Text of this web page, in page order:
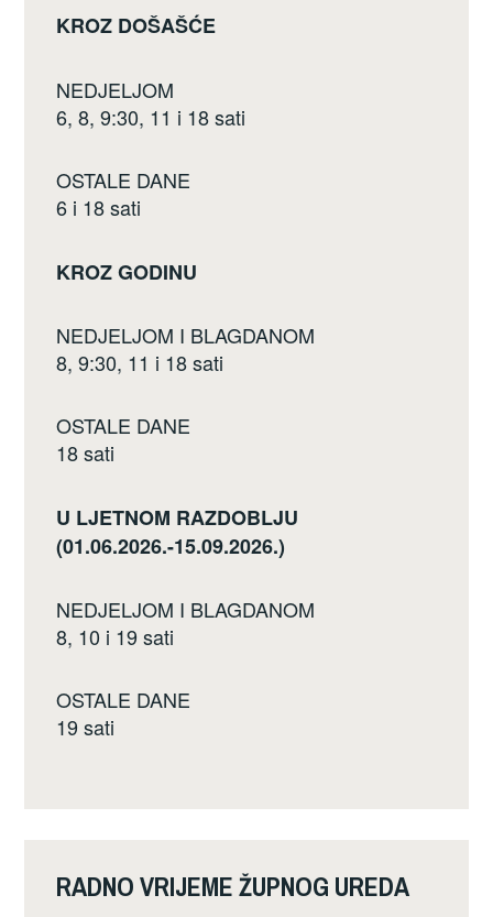
KROZ DOŠAŠĆE
NEDJELJOM
6, 8, 9:30, 11 i 18 sati
OSTALE DANE
6 i 18 sati
KROZ GODINU
NEDJELJOM I BLAGDANOM
8, 9:30, 11 i 18 sati
OSTALE DANE
18 sati
U LJETNOM RAZDOBLJU
(01.06.2026.-15.09.2026.)
NEDJELJOM I BLAGDANOM
8, 10 i 19 sati
OSTALE DANE
19 sati
RADNO VRIJEME ŽUPNOG UREDA